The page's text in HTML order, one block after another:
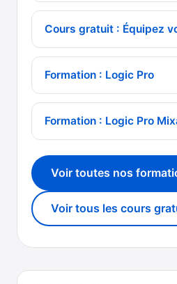
Cours gratuit : Équipez
Formation : Logic Pro
Formation : Logic Pro
Voir toutes nos
Voir tous les cours